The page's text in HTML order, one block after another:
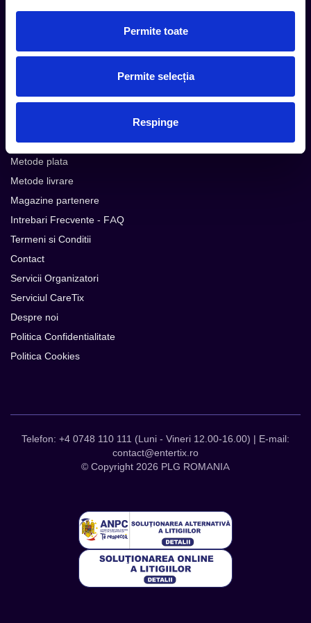
Permite toate
Permite selecția
Respinge
Cum comand
Metode plata
Metode livrare
Magazine partenere
Intrebari Frecvente - FAQ
Termeni si Conditii
Contact
Servicii Organizatori
Serviciul CareTix
Despre noi
Politica Confidentialitate
Politica Cookies
Telefon: +4 0748 110 111 (Luni - Vineri 12.00-16.00) | E-mail:
contact@entertix.ro
© Copyright 2026 PLG ROMANIA